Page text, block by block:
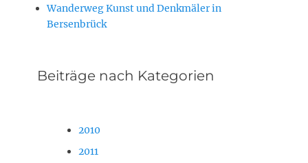
Wanderweg Kunst und Denkmäler in
Bersenbrück
Beiträge nach Kategorien
2010
2011